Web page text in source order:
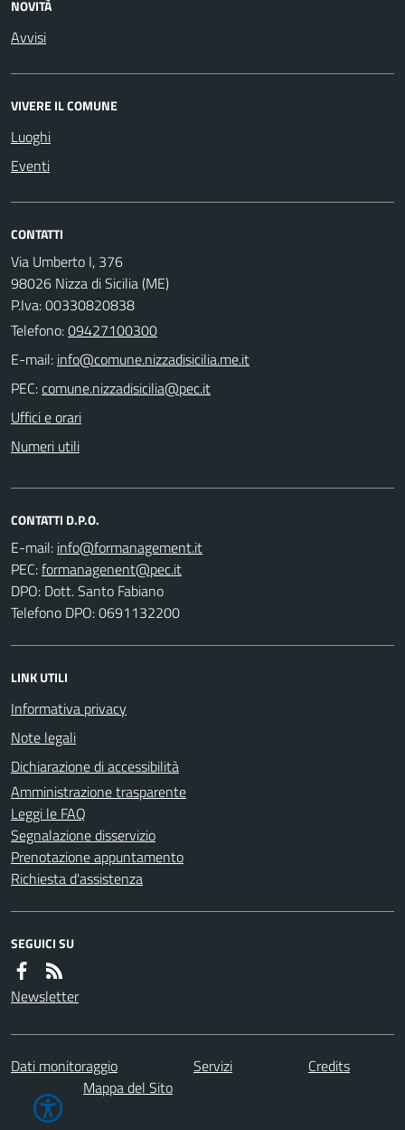
NOVITÀ
Avvisi
VIVERE IL COMUNE
Luoghi
Eventi
CONTATTI
Via Umberto I, 376
98026 Nizza di Sicilia (ME)
P.Iva: 00330820838
Telefono:09427100300
E-mail:
PEC:
Uffici e orari
Numeri utili
CONTATTI D.P.O.
E-mail:
PEC:
DPO: Dott. Santo Fabiano
Telefono DPO: 0691132200
LINK UTILI
Informativa privacy
Note legali
Dichiarazione di accessibilità
Amministrazione trasparente
Leggi le FAQ
Segnalazione disservizio
Prenotazione appuntamento
Richiesta d'assistenza
SEGUICI SU
Newsletter
Dati monitoraggio Servizi
Credits
Mappa del Sito